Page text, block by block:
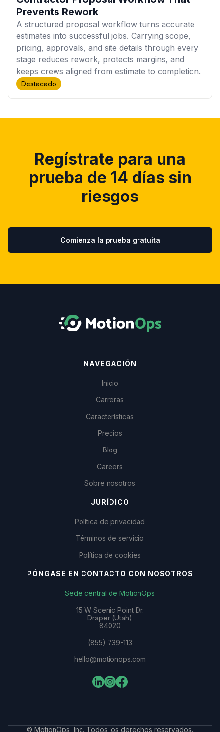
Prevents Rework
A structured proposal workflow turns accurate
estimates into successful jobs. Carrying scope,
pricing, approvals, and site details through every
stage reduces rework, protects margins, and
keeps crews aligned from estimate to completion.
Destacado
Regístrate para una
prueba de 14 días sin
riesgos
Comienza la prueba gratuita
NAVEGACIÓN
Inicio
Carreras
Características
Precios
Blog
Careers
Sobre nosotros
JURÍDICO
Política de privacidad
Términos de servicio
Política de cookies
PÓNGASE EN CONTACTO CON NOSOTROS
Sede central de MotionOps
15 W Scenic Point Dr.
Draper (Utah)
84020
(855) 739-113
hello@motionops.com
© MotionOps, Inc. Todos los derechos reservados.